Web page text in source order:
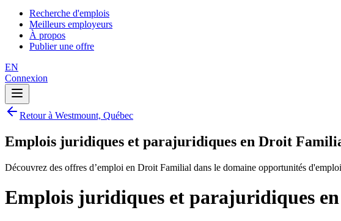
Recherche d'emplois
Meilleurs employeurs
À propos
Publier une offre
EN
Connexion
Retour à Westmount, Québec
Emplois juridiques et parajuridiques en Droit
Découvrez des offres d’emploi en Droit Familial dans le domaine opportunités
Emplois juridiques et parajuridiques